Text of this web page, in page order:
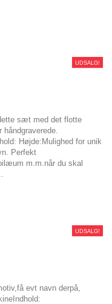
UDSALG!
sæt med det flotte
Højde:Mulighed for unik
Perfekt
m.m.når du skal
UDSALG!
evt navn derpå,